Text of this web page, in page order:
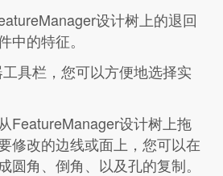
设计树上的退回
中的特征。
具栏，您可以方便地选择实
FeatureManager设计树上拖
修改的边线或面上，您可以在
圆角、倒角、以及孔的复制。